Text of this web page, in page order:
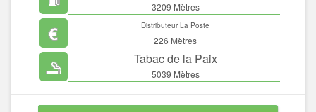
3209 Mètres
Distributeur La Poste
226 Mètres
Tabac de la Paix
5039 Mètres